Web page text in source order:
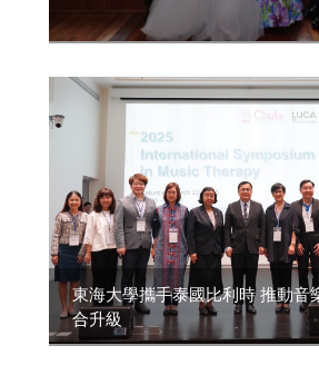
東海大學攜手泰國比利時 推動音
合升級